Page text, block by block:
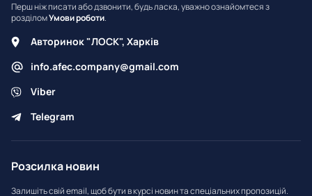
Перш ніж писати або дзвонити, будь ласка, уважно ознайомтеся з
розділомУмови роботи.
Авторинок "ЛОСК", Харків
info.afec.company@gmail.com
Viber
Telegram
Розсилка новин
Залишіть свій email, щоб бути в курсі новин та спеціальних пропозицій.